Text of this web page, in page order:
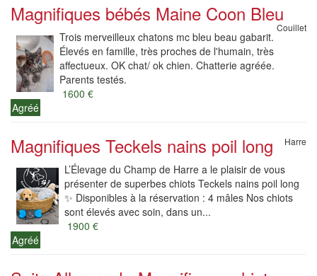
Magnifiques bébés Maine Coon Bleu
Couillet
Trois merveilleux chatons mc bleu beau gabarit.
Élevés en famille, très proches de l'humain, très
affectueux. OK chat/ ok chien. Chatterie agréée.
Parents testés.
1600 €
Agréé
Magnifiques Teckels nains poil long Harre
L’Élevage du Champ de Harre a le plaisir de vous
présenter de superbes chiots Teckels nains poil long
✨ Disponibles à la réservation : 4 mâles Nos chiots
sont élevés avec soin, dans un...
1900 €
Agréé